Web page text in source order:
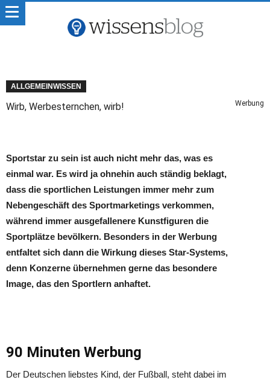
ALLGEMEINWISSEN
Wirb, Werbesternchen, wirb! Werbung
Sportstar zu sein ist auch nicht mehr das, was es
einmal war. Es wird ja ohnehin auch ständig beklagt,
dass die sportlichen Leistungen immer mehr zum
Nebengeschäft des Sportmarketings verkommen,
während immer ausgefallenere Kunstfiguren die
Sportplätze bevölkern. Besonders in der Werbung
entfaltet sich dann die Wirkung dieses Star-Systems,
denn Konzerne übernehmen gerne das besondere
Image, das den Sportlern anhaftet.
90 Minuten Werbung
Der Deutschen liebstes Kind, der Fußball, steht dabei im